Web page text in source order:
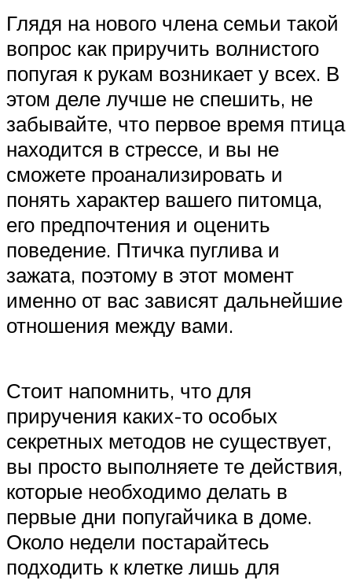
Глядя на нового члена семьи такой
вопрос как приручить волнистого
попугая к рукам возникает у всех. В
этом деле лучше не спешить, не
забывайте, что первое время птица
находится в стрессе, и вы не
сможете проанализировать и
понять характер вашего питомца,
его предпочтения и оценить
поведение. Птичка пуглива и
зажата, поэтому в этот момент
именно от вас зависят дальнейшие
отношения между вами.
Стоит напомнить, что для
приручения каких-то особых
секретных методов не существует,
вы просто выполняете те действия,
которые необходимо делать в
первые дни попугайчика в доме.
Около недели постарайтесь
подходить к клетке лишь для